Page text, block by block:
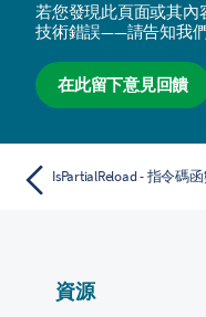
若您發現此頁面或其
技術錯誤——請告知我們
在此留下意見回饋
IsPartialReload - 指令碼
資源